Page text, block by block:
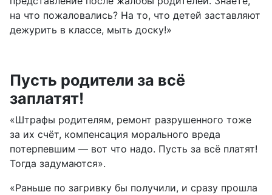
на что пожаловались? На то, что детей заставляют
дежурить в классе, мыть доску!»
Пусть родители за всё
заплатят!
«Штрафы родителям, ремонт разрушенного тоже
за их счёт, компенсация морального вреда
потерпевшим — вот что надо. Пусть за всё платят!
Тогда задумаются».
«Раньше по загривку бы получили, и сразу прошла